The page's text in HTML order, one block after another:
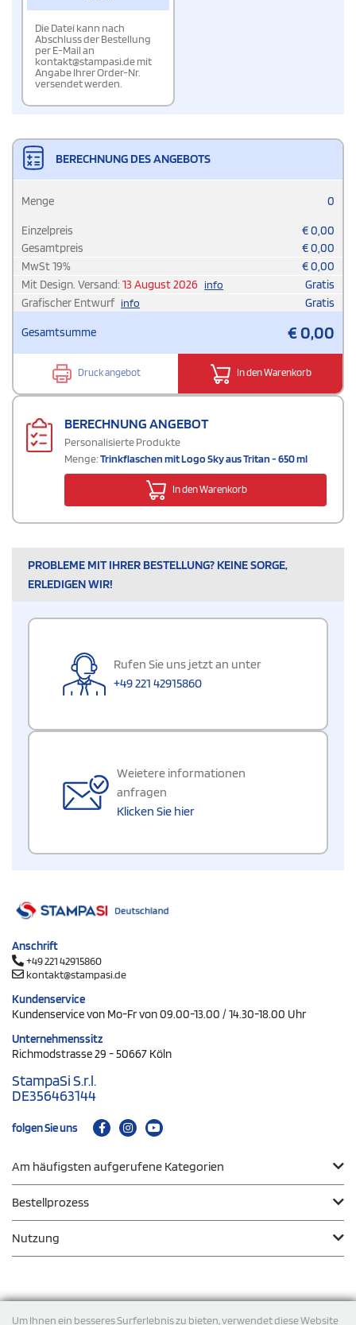
Um Ihnen ein besseres Surferlebnis zu bieten, verwendet diese Website
Die Datei kann nach
Abschluss der Bestellung
per E-Mail an
kontakt@stampasi.de mit
Angabe Ihrer Order-Nr.
versendet werden.
BERECHNUNG DES ANGEBOTS
Menge 0
Einzelpreis €0,00
Gesamtpreis
€0,00
MwSt19% €0,00
Mit Design. Versand: 13 August 2026 info
Gratis
Grafischer Entwurf info Gratis
Gesamtsumme €0,00
Druck angebot In den Warenkorb
BERECHNUNG ANGEBOT
Personalisierte Produkte
Menge:Trinkflaschen mit Logo Sky aus Tritan - 650 ml
In den Warenkorb
PROBLEME MIT IHRER BESTELLUNG? KEINE SORGE,
ERLEDIGEN WIR!
Rufen Sie uns jetzt an unter
+49 221 42915860
Weietere informationen
anfragen
Klicken Sie hier
Anschrift
+49 221 42915860
kontakt@stampasi.de
Kundenservice
Kundenservice von Mo-Fr von 09.00-13.00 / 14.30-18.00 Uhr
Unternehmenssitz
Richmodstrasse 29 - 50667 Köln
StampaSi S.r.l.
DE356463144
folgen Sie uns
Am häufigsten aufgerufene Kategorien
Bestellprozess
Nutzung